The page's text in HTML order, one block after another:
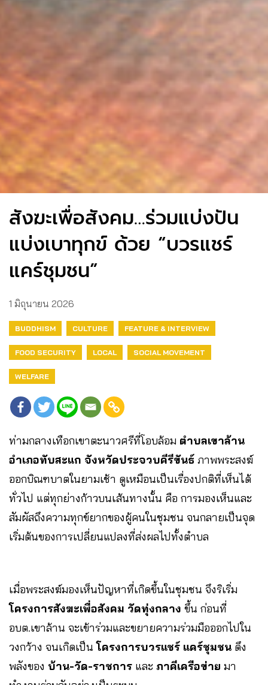
สังฆะเพื่อสังคม…ร่วมแบ่งปัน
แบ่งเบาทุกข์ ด้วย “บวรแชร์
แคร์ชุมชน”
1 มิถุนายน 2026
BUDDHISM CULTURE FEATURE & INTERVIEW
FOOD SECURITY LOCAL SOCIAL MOVEMENT
WELFARE
ท่ามกลางเทือกเขาตะนาวศรีที่โอบล้อม ตำบลเขาล้าน
อำเภอทับสะแก จังหวัดประจวบคีรีขันธ์ ภาพพระสงฆ์
ออกบิณฑบาตในยามเช้า ดูเหมือนเป็นเรื่องปกติที่เห็นได้
ทั่วไป แต่ทุกย่างก้าวบนเส้นทางนั้น คือ การมองเห็นและ
สัมผัสถึงความทุกข์ยากของผู้คนในชุมชน จนกลายเป็นจุด
เริ่มต้นของการเปลี่ยนแปลงที่ส่งผลไปทั้งตำบล
เมื่อพระสงฆ์มองเห็นปัญหาที่เกิดขึ้นในชุมชน จึงริเริ่ม
โครงการสังฆะเพื่อสังคม วัดทุ่งกลาง ขึ้น ก่อนที่
อบต.เขาล้าน จะเข้าร่วมและขยายความร่วมมือออกไปใน
วงกว้าง จนเกิดเป็นโครงการบวรแชร์ แคร์ชุมชน ดึง
พลังของ บ้าน-วัด-ราชการ และ ภาคีเครือข่าย มา